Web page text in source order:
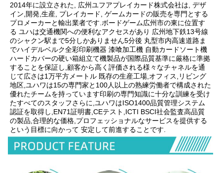
2014年に設立された, 広州ユフアプレイカード株式会社は, デザ
イン,開発,生産, プレイカード, ゲームカードの販売を専門とする
プロメーカーと輸出業者です.ボードゲーム広州市の東に位置す
る ユハは交通機関への便利なアクセスがあり 広州地下鉄13号線
のシャクン駅まで5分しかありません5分後 丸型市内高速道路ま
でハイデルベルク全彩印刷機器 漆喰加工機 自動カードソート機
ハードカバーの硬い箱組立て機製品が国際品質基準に厳格に準拠
することを保証し,顧客から高く評価される様々なチャネルを通
じて広さは1万平方メートル 既存の生産工場,オフィス,リビング
地区,ユハワは15の専門家と100人以上の熟練労働者で構成された
優れたチームを持っています印刷の専門知識に十分な訓練を受け
たすべてのスタッフさらに,ユハワはISO1400品質管理システム
認証を取得し,EN71証明書,CEテスト,ICTI BSCI社会監査高品質
の製品,合理的な価格,プロフェッショナルなサービスを提供する
という目標に向かって 安定して前進することです.